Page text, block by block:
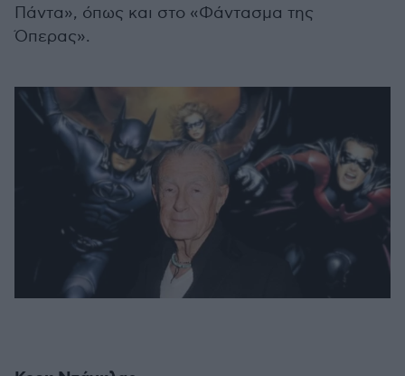
Πάντα», όπως και στο «Φάντασμα της
Όπερας».